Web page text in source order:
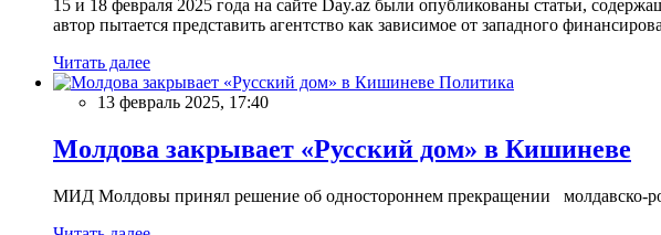
15 и 18 февраля 2025 года на сайте Day.az были опубликованы статьи,
автор пытается представить агентство как зависимое от западного
Читать далее
Политика
13 февраль 2025, 17:40
Молдова закрывает «Русский дом» в Кишиневе
МИД Молдовы принял решение об одностороннем прекращении молдавско-